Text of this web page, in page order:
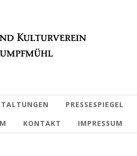
PRESSESPIEGEL
KONTAKT IMPRESSUM